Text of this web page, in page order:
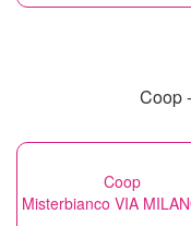
Coop
Coop
Misterbianco VIA